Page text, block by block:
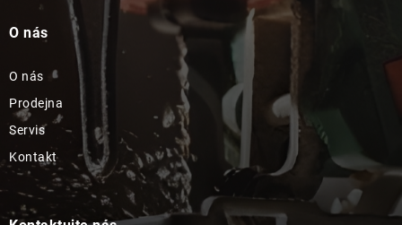
O nás
O nás
Prodejna
Servis
Kontakt